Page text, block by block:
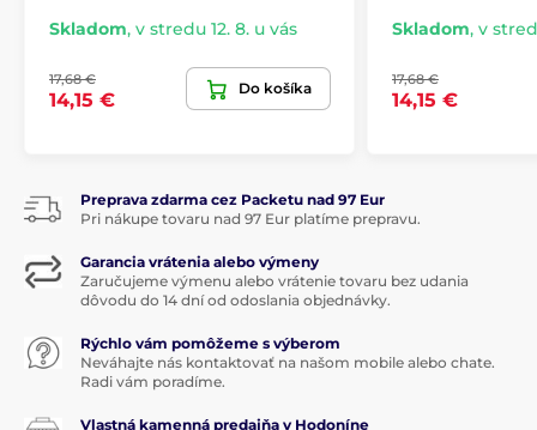
Skladom, v stredu 12. 8. u vás
17,68 €
14,15 €
Do košíka
Skladom, v
17,68 €
14,15 €
Preprava zdarma cez Packetu nad 97 Eur
Pri nákupe tovaru nad 97 Eur platíme prepravu.
Garancia vrátenia alebo výmeny
Zaručujeme výmenu alebo vrátenie tovaru bez udania
dôvodu do 14 dní od odoslania objednávky.
Rýchlo vám pomôžeme s výberom
Neváhajte nás kontaktovať na našom mobile alebo chate.
Radi vám poradíme.
Vlastná kamenná predajňa v Hodoníne